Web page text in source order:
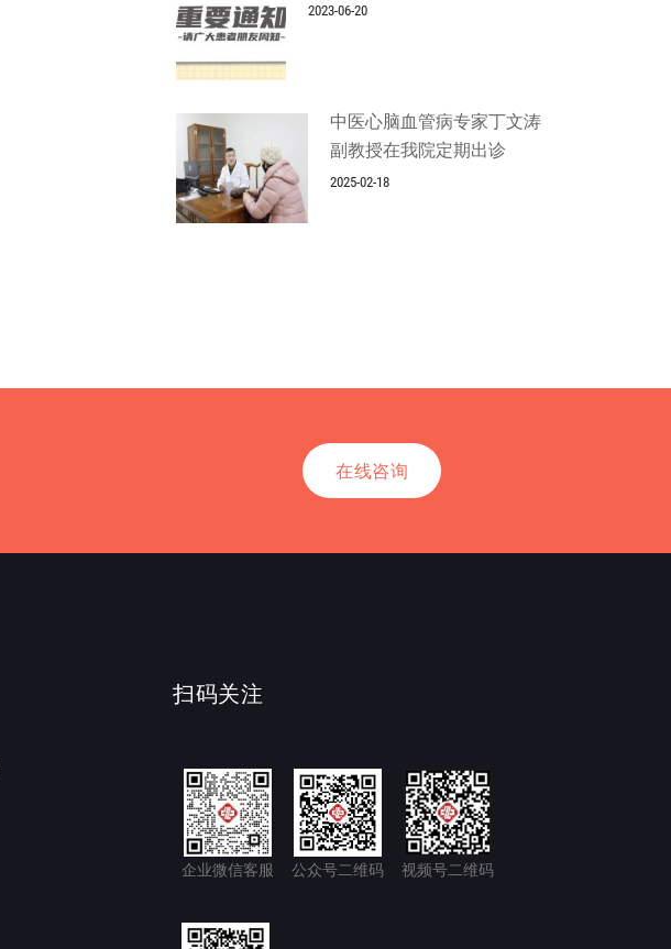
2023-06-20
中医心脑血管病专家丁文涛
副教授在我院定期出诊
2025-02-18
在线咨询
扫码关注
企业微信客服 公众号二维码 视频号二维码